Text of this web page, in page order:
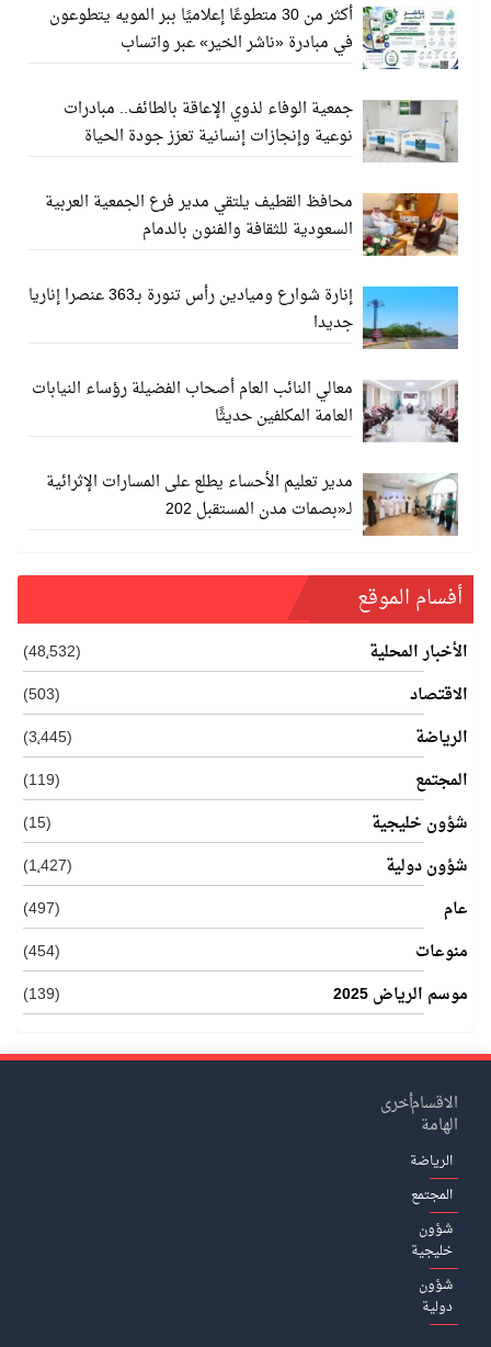
أكثر من 30 متطوعًا إعلاميًا ببر المويه يتطوعون
في مبادرة «ناشر الخير» عبر واتساب
جمعية الوفاء لذوي الإعاقة بالطائف.. مبادرات
نوعية وإنجازات إنسانية تعزز جودة الحياة
محافظ القطيف يلتقي مدير فرع الجمعية العربية
السعودية للثقافة والفنون بالدمام
إنارة شوارع وميادين رأس تنورة بـ363 عنصرا إناريا
جديدا
معالي النائب العام أصحاب الفضيلة رؤساء النيابات
العامة المكلفين حديثًا
مدير تعليم الأحساء يطلع على المسارات الإثرائية
لـ«بصمات مدن المستقبل 202
أفسام الموقع
الأخبار المحلية
(48٬532)
الاقتصاد
(503)
الرياضة
(3٬445)
المجتمع
(119)
شؤون خليجية
(15)
شؤون دولية
(1٬427)
عام
(497)
منوعات
(454)
موسم الرياض 2025
(139)
الاقسام
الهامة
الرياضة
المجتمع
شؤون
خليجية
شؤون
دولية
أخرى